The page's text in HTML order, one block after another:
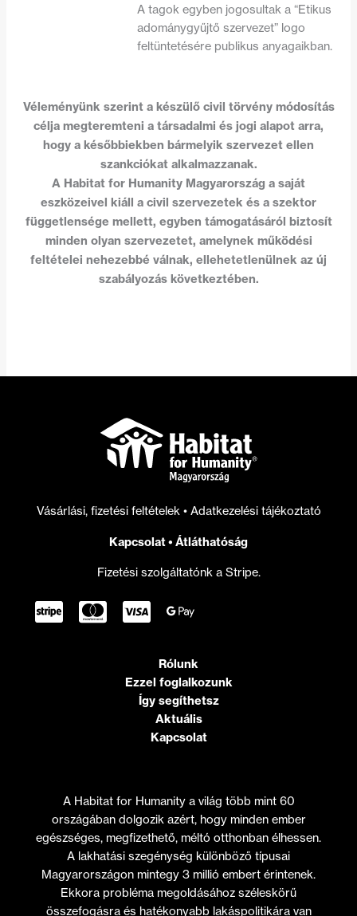
A tagok egyben jogosultak a “Etikus
adománygyűjtő szervezet” logo
feltüntetésére publikus anyagaikban.
Véleményünk szerint a készülő civil törvény módosítás
célja megteremteni a társadalmi és jogi alapot arra,
hogy a későbbiekben bármelyik szervezet ellen
szankciókat alkalmazzanak.
A Habitat for Humanity Magyarország a saját
eszközeivel kiáll a civil szervezetek és a szektor
függetlensége mellett, egyben támogatásáról biztosít
minden olyan szervezetet, amelynek működési
feltételei nehezebbé válnak, ellehetetlenülnek az új
szabályozás következtében.
Vásárlási, fizetési feltételek • Adatkezelési tájékoztató
Kapcsolat• Átláthatóság
Fizetési szolgáltatónk a Stripe.
Rólunk
Ezzel foglalkozunk
Így segíthetsz
Aktuális
Kapcsolat
A Habitat for Humanity a világ több mint 60
országában dolgozik azért, hogy minden ember
egészséges, megfizethető, méltó otthonban élhessen.
A lakhatási szegénység különböző típusai
Magyarországon mintegy 3 millió embert érintenek.
Ekkora probléma megoldásához széleskörű
összefogásra és hatékonyabb lakáspolitikára van